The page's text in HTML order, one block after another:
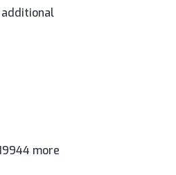
additional
more